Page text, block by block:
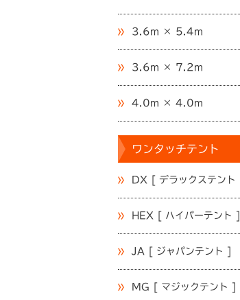
3.6m × 5.4m
3.6m × 7.2m
4.0m × 4.0m
ワンタッチテント
DX [ デラックステント ]
HEX [ ハイパーテント ]
JA [ ジャパンテント ]
MG [ マジックテント ]